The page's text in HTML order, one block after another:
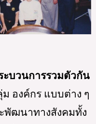
ะบวนการรวมตัวกัน
องค์กร แบบต่าง ๆ
พัฒนาทางสังคมทั้ง